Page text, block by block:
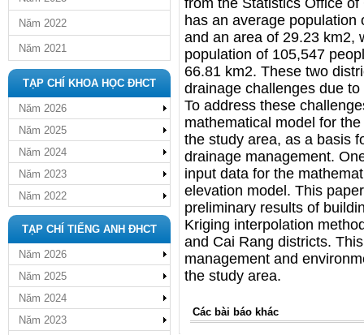
Năm 2022
Năm 2021
TẠP CHÍ KHOA HỌC ĐHCT
Năm 2026
Năm 2025
Năm 2024
Năm 2023
Năm 2022
TẠP CHÍ TIẾNG ANH ĐHCT
Năm 2026
Năm 2025
Năm 2024
Năm 2023
from the Statistics Office
has an average population
and an area of 29.23 km2,
population of 105,547
66.81 km2. These two
drainage challenges due
To address these
mathematical model for
the study area, as a basis
drainage management.
input data for the
elevation model. This
preliminary results of
Kriging interpolation
and Cai Rang districts.
management and
the study area.
Các bài báo khác